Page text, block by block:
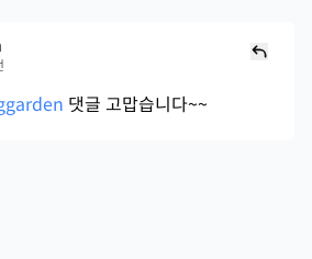
댓글 고맙습니다~~